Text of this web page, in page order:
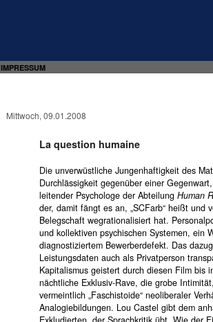
IMPRESSUM
Mittwoch, 09.01.2008
La question humaine
Die unverwüstliche Jungenhaftigkeit des
Durchlässigkeit gegenüber einer
leitender Psychologe der Abteilung Human
der, damit fängt es an, „SCFarb“ heißt und
Belegschaft wegrationalisiert hat.
und kollektiven psychischen Systemen, ein
diagnostiziertem Bewerberdefekt. Das
Leistungsdaten auch als Privatperson
Kapitalismus geistert durch diesen Film bis
nächtliche Exklusiv-Rave, die grobe
vermeintlich „Faschistoide“ neoliberaler
Analogiebildungen. Lou Castel gibt dem